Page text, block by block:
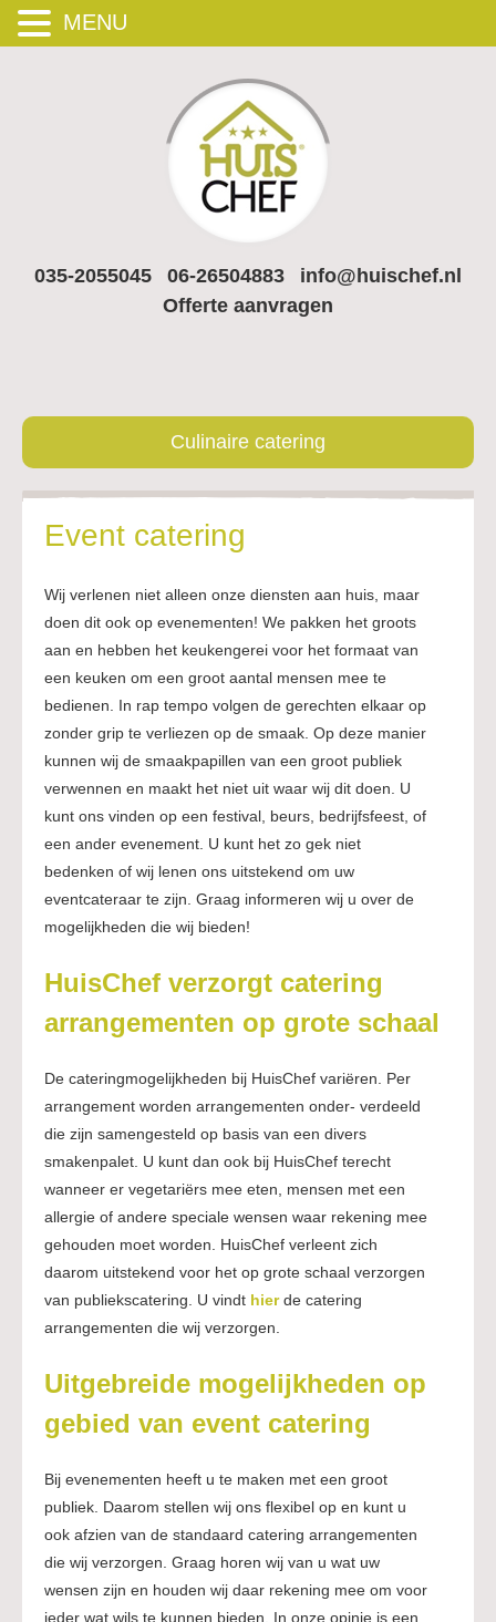
035-2055045 06-26504883
info@huischef.nl
Offerte aanvragen
Culinaire catering
Event catering
Wij verlenen niet alleen onze diensten aan huis, maar
doen dit ook op evenementen! We pakken het groots
aan en hebben het keukengerei voor het formaat van
een keuken om een groot aantal mensen mee te
bedienen. In rap tempo volgen de gerechten elkaar op
zonder grip te verliezen op de smaak. Op deze manier
kunnen wij de smaakpapillen van een groot publiek
verwennen en maakt het niet uit waar wij dit doen. U
kunt ons vinden op een festival, beurs, bedrijfsfeest, of
een ander evenement. U kunt het zo gek niet
bedenken of wij lenen ons uitstekend om uw
eventcateraar te zijn. Graag informeren wij u over de
mogelijkheden die wij bieden!
HuisChef verzorgt catering
arrangementen op grote schaal
De cateringmogelijkheden bij HuisChef variëren. Per
arrangement worden arrangementen onder- verdeeld
die zijn samengesteld op basis van een divers
smakenpalet. U kunt dan ook bij HuisChef terecht
wanneer er vegetariërs mee eten, mensen met een
allergie of andere speciale wensen waar rekening mee
gehouden moet worden. HuisChef verleent zich
daarom uitstekend voor het op grote schaal verzorgen
van publiekscatering. U vindt hierde catering
arrangementen die wij verzorgen.
Uitgebreide mogelijkheden op
gebied van event catering
Bij evenementen heeft u te maken met een groot
publiek. Daarom stellen wij ons flexibel op en kunt u
ook afzien van de standaard catering arrangementen
die wij verzorgen. Graag horen wij van u wat uw
wensen zijn en houden wij daar rekening mee om voor
ieder wat wils te kunnen bieden. In onze opinie is een
MENU